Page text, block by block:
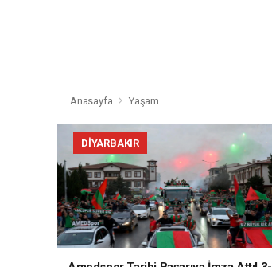
Anasayfa Yaşam
DIYARBAKIR